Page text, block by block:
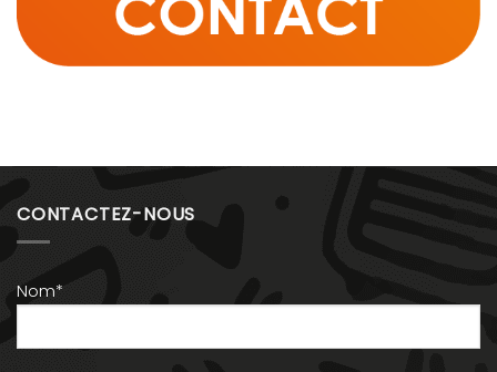
CONTACTEZ-NOUS
Nom*